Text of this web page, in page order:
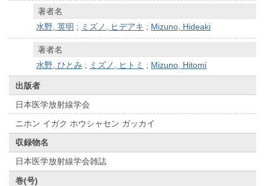
著者名
水野, 英明 ; ミズノ, ヒデアキ ; Mizuno, Hideaki
著者名
水野, ひとみ ; ミズノ, ヒトミ ; Mizuno, Hitomi
出版者
日本医学放射線学会
ニホン イガク ホウシャセン ガッカイ
収録物名
日本医学放射線学会雑誌
巻(号)